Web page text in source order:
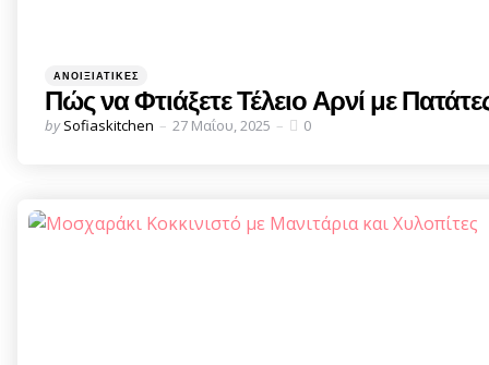
Categories
Posted
ΑΝΟΙΞΙΆΤΙΚΕΣ
Πώς να Φτιάξετε Τέλειο Αρνί με
Posted
by Sofiaskitchen 27 Μαΐου, 2025 0